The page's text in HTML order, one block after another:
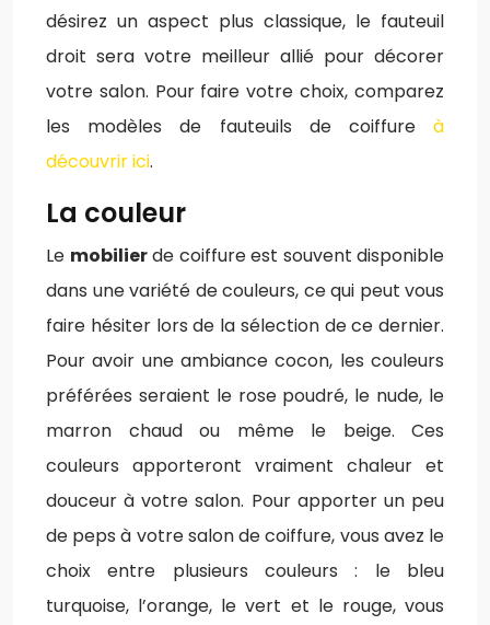
désirez un aspect plus classique, le fauteuil
droit sera votre meilleur allié pour décorer
votre salon. Pour faire votre choix, comparez
les modèles de fauteuils de coiffure à
découvrir ici.
La couleur
Le mobilierde coiffure est souvent disponible
dans une variété de couleurs, ce qui peut vous
faire hésiter lors de la sélection de ce dernier.
Pour avoir une ambiance cocon, les couleurs
préférées seraient le rose poudré, le nude, le
marron chaud ou même le beige. Ces
couleurs apporteront vraiment chaleur et
douceur à votre salon. Pour apporter un peu
de peps à votre salon de coiffure, vous avez le
choix entre plusieurs couleurs : le bleu
turquoise, l’orange, le vert et le rouge, vous